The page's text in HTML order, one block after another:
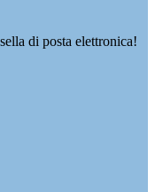
di posta elettronica!